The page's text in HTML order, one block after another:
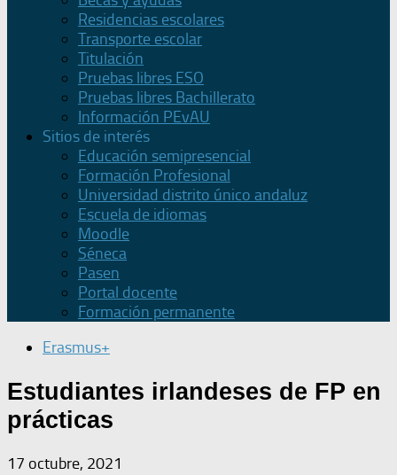
Residencias escolares
Transporte escolar
Titulación
Pruebas libres ESO
Pruebas libres Bachillerato
Información PEvAU
Sitios de interés
Educación semipresencial
Formación Profesional
Universidad distrito único andaluz
Escuela de idiomas
Moodle
Séneca
Pasen
Portal docente
Formación permanente
Erasmus+
Estudiantes irlandeses de FP en
prácticas
17 octubre, 2021